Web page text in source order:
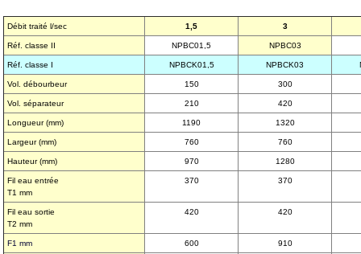
Débit traité l/sec 1,5 3
Réf. classe II NPBC01,5 NPBC03
Réf. classe I NPBCK01,5 NPBCK03
Vol. débourbeur 150 300
Vol. séparateur 210 420
Longueur (mm) 1190 1320
Largeur (mm) 760 760
Hauteur (mm) 970 1280
Fil eau entrée
T1 mm
370 370
Fil eau sortie
T2 mm
420 420
F1 mm 600 910